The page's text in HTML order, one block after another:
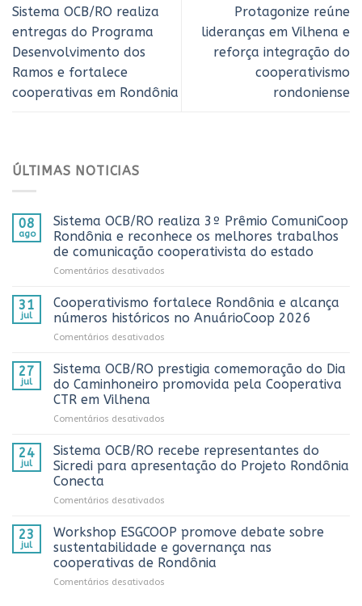
Sistema OCB/RO realiza
entregas do Programa
Desenvolvimento dos
Ramos e fortalece
cooperativas em Rondônia
Protagonize reúne
lideranças em Vilhena e
reforça integração do
cooperativismo
rondoniense
ÚLTIMAS NOTICIAS
08
ago
Sistema OCB/RO realiza 3º Prêmio ComuniCoop
Rondônia e reconhece os melhores trabalhos
de comunicação cooperativista do estado
Comentários desativados
OCB/RO
3º
Rondônia
e
reconhece
de
comunicação
cooperativista
31
jul
Cooperativismo fortalece Rondônia e alcança
números históricos no AnuárioCoop 2026
Comentários desativados
fortalece
Rondônia
e
no
AnuárioCoop
2026
27
jul
Sistema OCB/RO prestigia comemoração do Dia
do Caminhoneiro promovida pela Cooperativa
CTR em Vilhena
Comentários desativados
OCB/RO
prestigia
comemoração
Caminhoneiro
promovida
pela
Cooperativa
24
jul
Sistema OCB/RO recebe representantes do
Sicredi para apresentação do Projeto Rondônia
Conecta
Comentários desativados
OCB/RO
recebe
representantes
do
23
jul
Workshop ESGCOOP promove debate sobre
sustentabilidade e governança nas
cooperativas de Rondônia
Comentários desativados